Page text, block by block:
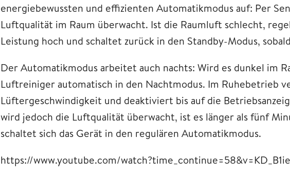
energiebewussten und effizienten Automatikmodus auf: Per
Luftqualität im Raum überwacht. Ist die Raumluft schlecht,
Leistung hoch und schaltet zurück in den Standby-Modus,
Der Automatikmodus arbeitet auch nachts: Wird es dunkel im
Luftreiniger automatisch in den Nachtmodus. Im Ruhebetrieb
Lüftergeschwindigkeit und deaktiviert bis auf die
wird jedoch die Luftqualität überwacht, ist es länger als fünf
schaltet sich das Gerät in den regulären Automatikmodus.
https://www.youtube.com/